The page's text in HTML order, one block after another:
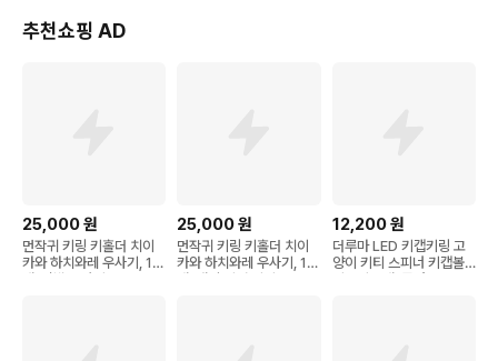
추천쇼핑 AD
25,000원
먼작귀 키링 키홀더 치이
카와 하치와레 우사기, 1
25,000원
먼작귀 키링 키홀더 치이
카와 하치와레 우사기, 1
12,200원
더루마 LED 키캡키링 고
양이 키티 스피너 키캡볼